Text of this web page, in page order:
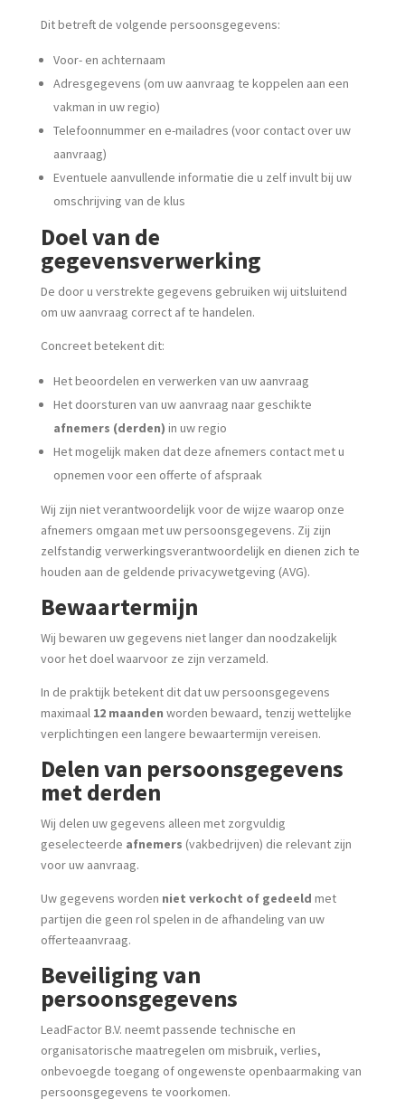
Dit betreft de volgende persoonsgegevens:
Voor- en achternaam
Adresgegevens (om uw aanvraag te koppelen aan een
vakman in uw regio)
Telefoonnummer en e-mailadres (voor contact over uw
aanvraag)
Eventuele aanvullende informatie die u zelf invult bij uw
omschrijving van de klus
Doel van de
gegevensverwerking
De door u verstrekte gegevens gebruiken wij uitsluitend
om uw aanvraag correct af te handelen.
Concreet betekent dit:
Het beoordelen en verwerken van uw aanvraag
Het doorsturen van uw aanvraag naar geschikte
afnemers (derden) in uw regio
Het mogelijk maken dat deze afnemers contact met u
opnemen voor een offerte of afspraak
Wij zijn niet verantwoordelijk voor de wijze waarop onze
afnemers omgaan met uw persoonsgegevens. Zij zijn
zelfstandig verwerkingsverantwoordelijk en dienen zich te
houden aan de geldende privacywetgeving (AVG).
Bewaartermijn
Wij bewaren uw gegevens niet langer dan noodzakelijk
voor het doel waarvoor ze zijn verzameld.
In de praktijk betekent dit dat uw persoonsgegevens
maximaal 12 maanden worden bewaard, tenzij wettelijke
verplichtingen een langere bewaartermijn vereisen.
Delen van persoonsgegevens
met derden
Wij delen uw gegevens alleen met zorgvuldig
geselecteerde afnemers (vakbedrijven) die relevant zijn
voor uw aanvraag.
Uw gegevens worden niet verkocht of gedeeld met
partijen die geen rol spelen in de afhandeling van uw
offerteaanvraag.
Beveiliging van
persoonsgegevens
LeadFactor B.V. neemt passende technische en
organisatorische maatregelen om misbruik, verlies,
onbevoegde toegang of ongewenste openbaarmaking van
persoonsgegevens te voorkomen.